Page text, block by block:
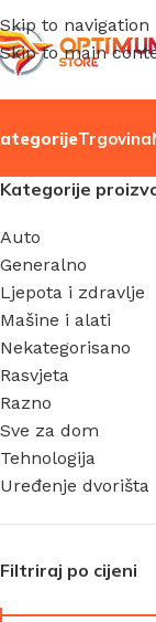
Skip to navigation
Skip to main
Trgovina
Kategorije
Auto
Generalno
Ljepota i zdravlje
Mašine i alati
Nekategorisano
Rasvjeta
Razno
Sve za dom
Tehnologija
Uređenje dvorišta
Filtriraj po cijeni